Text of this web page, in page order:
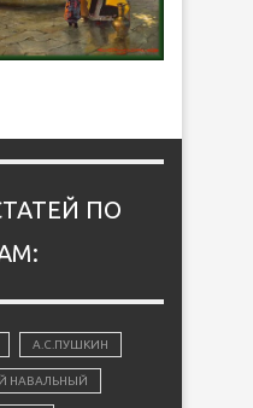
ПО
А.С.ПУШКИН
НАВАЛЬНЫЙ